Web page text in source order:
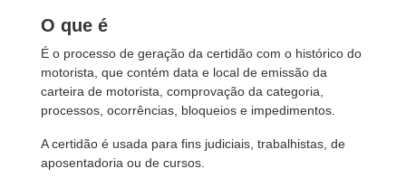
O que é
É o processo de geração da certidão com o histórico do
motorista, que contém data e local de emissão da
carteira de motorista, comprovação da categoria,
processos, ocorrências, bloqueios e impedimentos.
A certidão é usada para fins judiciais, trabalhistas, de
aposentadoria ou de cursos.